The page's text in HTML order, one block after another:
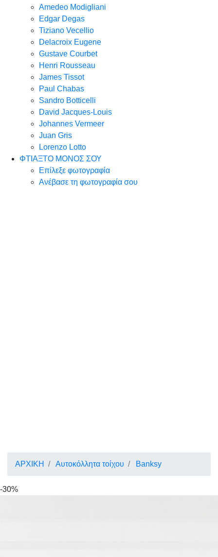
Amedeo Modigliani
Edgar Degas
Tiziano Vecellio
Delacroix Eugene
Gustave Courbet
Henri Rousseau
James Tissot
Paul Chabas
Sandro Botticelli
David Jacques-Louis
Johannes Vermeer
Juan Gris
Lorenzo Lotto
ΦΤΙΑΞΤΟ ΜΟΝΟΣ ΣΟΥ
Επίλεξε φωτογραφία
Ανέβασε τη φωτογραφία σου
ΑΡΧΙΚΗ Αυτοκόλλητα τοίχου Banksy
-30%